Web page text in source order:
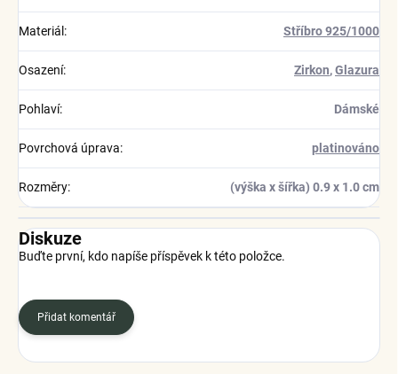
Materiál : Stříbro 925/1000
Osazení: Zirkon,Glazura
Pohlaví: Dámské
Povrchová úprava: platinováno
Rozměry: (výška x šířka) 0.9 x 1.0 cm
Diskuze
Buďte první, kdo napíše příspěvek k této položce.
Přidat komentář